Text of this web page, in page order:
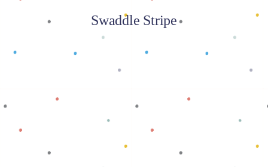
Swaddle Stripe
Baca selengkapnya